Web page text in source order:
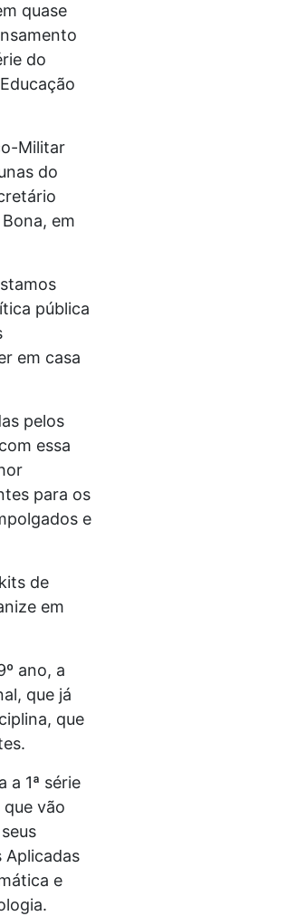
quase
do
Militar
do
em
pública
em casa
pelos
essa
para os
e
de
em
ano, a
que já
que
a 1ª série
vão
Aplicadas
e